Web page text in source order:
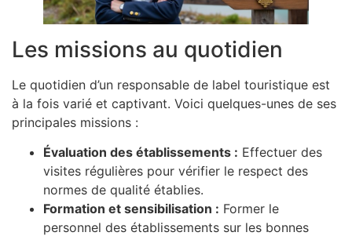
Les missions au quotidien
Le quotidien d’un responsable de label touristique est
à la fois varié et captivant. Voici quelques-unes de ses
principales missions :
Évaluation des établissements : Effectuer des
visites régulières pour vérifier le respect des
normes de qualité établies.
Formation et sensibilisation : Former le
personnel des établissements sur les bonnes